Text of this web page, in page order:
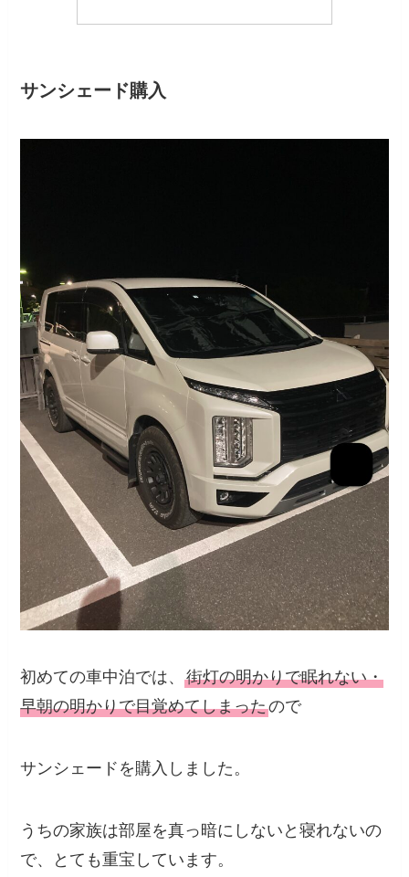
サンシェード購入
初めての車中泊では、街灯の明かりで眠れない・
早朝の明かりで目覚めてしまったので
サンシェードを購入しました。
うちの家族は部屋を真っ暗にしないと寝れないの
で、とても重宝しています。